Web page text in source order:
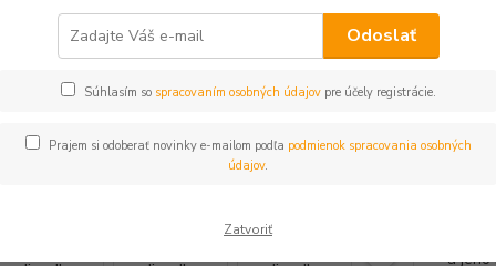
Magnetické hračky Detoa Detské divadlo magnetické - Krtko
Detské divadlo magnetické -
a
a jeho
Odoslať
Súhlasím so spracovaním osobných údajovpre účely registrácie.
Prajem si odoberať novinky e-mailom podľa podmienok spracovania osobných
údajov.
Zatvoriť